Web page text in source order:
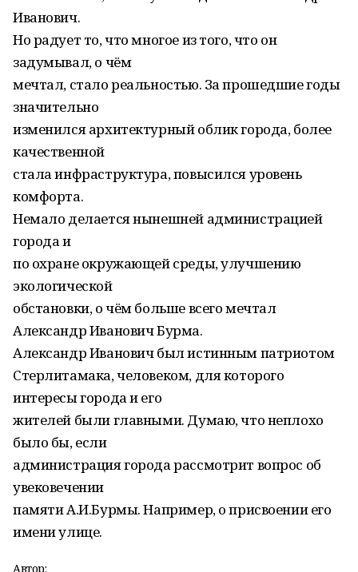
Иванович.
Но радует то, что многое из того, что он
задумывал, о чём
мечтал, стало реальностью. За прошедшие годы
значительно
изменился архитектурный облик города, более
качественной
стала инфраструктура, повысился уровень
комфорта.
Немало делается нынешней администрацией
города и
по охране окружающей среды, улучшению
экологической
обстановки, о чём больше всего мечтал
Александр Иванович Бурма.
Александр Иванович был истинным патриотом
Стерлитамака, человеком, для которого
интересы города и его
жителей были главными. Думаю, что неплохо
было бы, если
администрация города рассмотрит вопрос об
увековечении
памяти А.И.Бурмы. Например, о присвоении его
имени улице.
Автор: